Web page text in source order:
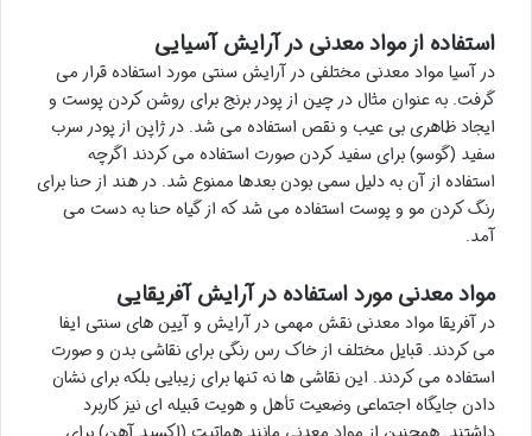
استفاده از مواد معدنی در آرایش آسیایی
در آسیا مواد معدنی مختلفی در آرایش سنتی مورد استفاده قرار می
گرفت. به عنوان مثال در چین از پودر برنج برای روشن کردن پوست و
ایجاد ظاهری بی عیب و نقص استفاده می شد. در ژاپن از پودر سرب
سفید (گوسو) برای سفید کردن صورت استفاده می کردند اگرچه
استفاده از آن به دلیل سمی بودن بعدها ممنوع شد. در هند از حنا برای
رنگ کردن مو و پوست استفاده می شد که از گیاه حنا به دست می
آمد.
مواد معدنی مورد استفاده در آرایش آفریقایی
در آفریقا مواد معدنی نقش مهمی در آرایش و آیین های سنتی ایفا
می کردند. قبایل مختلف از خاک رس رنگی برای نقاشی بدن و صورت
استفاده می کردند. این نقاشی ها نه تنها برای زیبایی بلکه برای نشان
دادن جایگاه اجتماعی وضعیت تأهل و هویت قبیله ای نیز کاربرد